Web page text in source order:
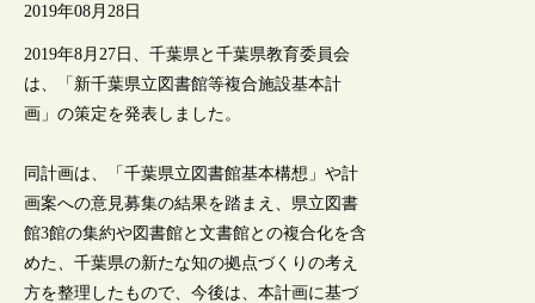
2019年08月28日
2019年8月27日、千葉県と千葉県教育委員会
は、「新千葉県立図書館等複合施設基本計
画」の策定を発表しました。
同計画は、「千葉県立図書館基本構想」や計
画案への意見募集の結果を踏まえ、県立図書
館3館の集約や図書館と文書館との複合化を含
めた、千葉県の新たな知の拠点づくりの考え
方を整理したもので、今後は、本計画に基づ